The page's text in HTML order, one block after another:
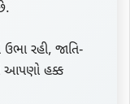
રહી, જાતિ-
આપણો હક્ક